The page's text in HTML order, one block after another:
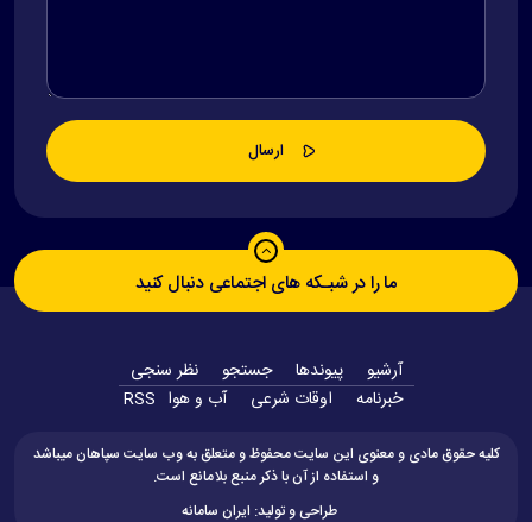
ما را در شبـکه های اجتماعی دنبال کنید
آرشیو پیوندها جستجو
نظر سنجی
‫خبرنامه‬
اوقات شرعی آب و هوا RSS
کلیه حقوق مادی و معنوی این سایت محفوظ و متعلق به وب سایت سپاهان میباشد
و استفاده از آن با ذکر منبع بلامانع است.
طراحی و تولید: ایران سامانه